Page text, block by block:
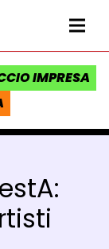
Toscana
IMPRESA